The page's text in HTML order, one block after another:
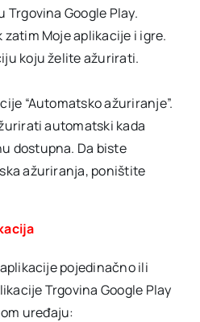
Google Play.
Moje aplikacije i igre.
koju želite ažurirati.
“Automatsko ažuriranje”.
automatski kada
dostupna. Da biste
ažuriranja, poništite
pojedinačno ili
Trgovina Google Play
uređaju: